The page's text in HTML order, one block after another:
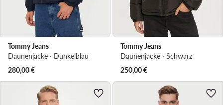
Tommy Jeans
Daunenjacke · Dunkelblau
280,00€
Tommy Jeans
Daunenjacke · Schwarz
250,00€